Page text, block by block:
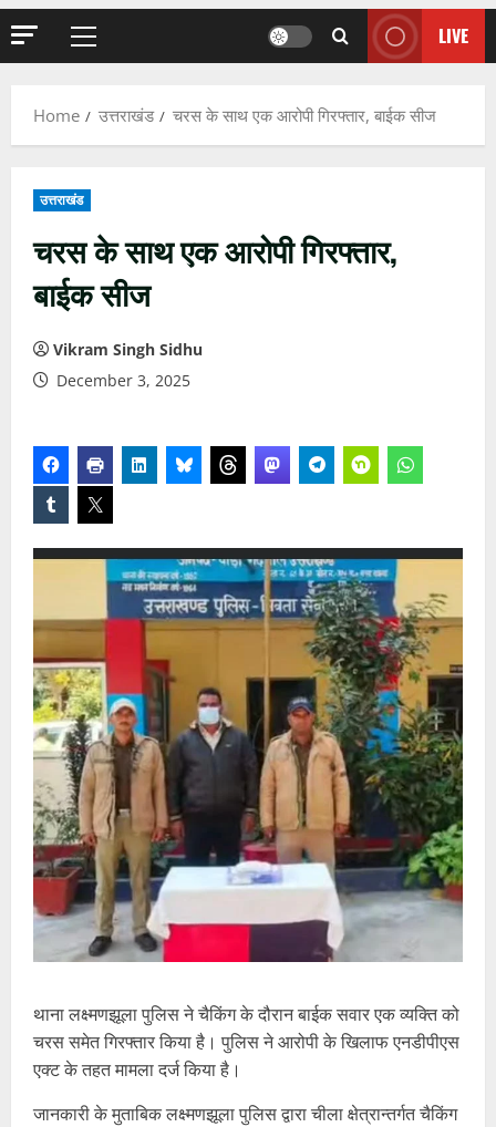
Primary
LIVE
Home उत्तराखंड चरस के साथ एक आरोपी गिरफ्तार, बाईक सीज
उत्तराखंड
चरस के साथ एक आरोपी गिरफ्तार,
बाईक सीज
Vikram Singh Sidhu
December 3, 2025
थाना लक्ष्मणझूला पुलिस ने चैकिंग के दौरान बाईक सवार एक व्यक्ति को
चरस समेत गिरफ्तार किया है। पुलिस ने आरोपी के खिलाफ एनडीपीएस
एक्ट के तहत मामला दर्ज किया है।
जानकारी के मुताबिक लक्ष्मणझूला पुलिस द्वारा चीला क्षेत्रान्तर्गत चैकिंग